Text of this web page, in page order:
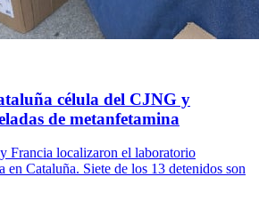
célula del CJNG y
de metanfetamina
Francia localizaron el laboratorio
en Cataluña. Siete de los 13 detenidos son